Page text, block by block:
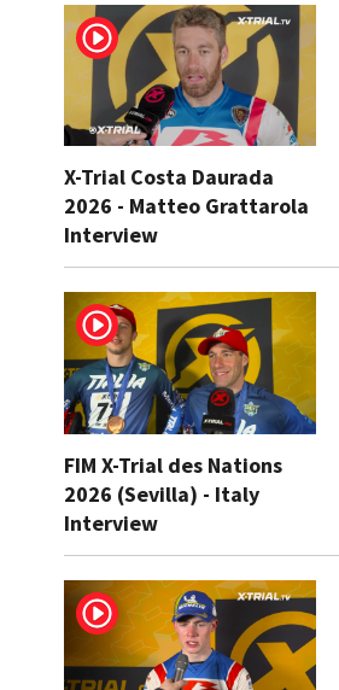
X-Trial Costa Daurada
2026 - Matteo Grattarola
Interview
FIM X-Trial des Nations
2026 (Sevilla) - Italy
Interview